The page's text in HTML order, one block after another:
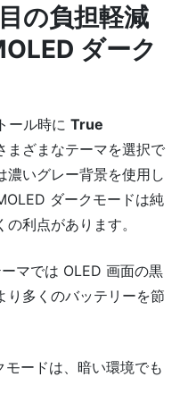
の負担軽減
ダーク
ール時に True
まざまなテーマを選択で
濃いグレー背景を使用し
ダークモードは純
利点があります。
マでは OLED 画面の黒
り多くのバッテリーを節
モードは、暗い環境でも